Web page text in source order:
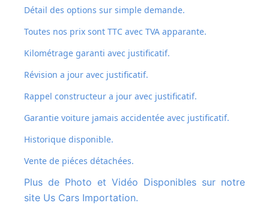
Détail des options sur simple demande.
Toutes nos prix sont TTC avec TVA apparante.
Kilométrage garanti avec justificatif.
Révision a jour avec justificatif.
Rappel constructeur a jour avec justificatif.
Garantie voiture jamais accidentée avec justificatif.
Historique disponible.
Vente de piéces détachées.
Plus de Photo et Vidéo Disponibles sur notre
site Us Cars Importation.